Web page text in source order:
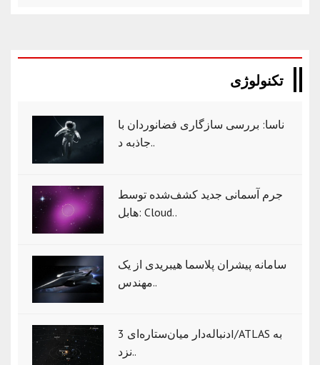
تکنولوژی
ناسا: بررسی سازگاری فضانوردان با
جاذبه د..
جرم آسمانی جدید کشف‌شده توسط
هابل: Cloud..
سامانه پیشران پلاسما هیبریدی از یک
مهندس..
دنباله‌دار میان‌ستاره‌ای 3I/ATLAS به
نزد..